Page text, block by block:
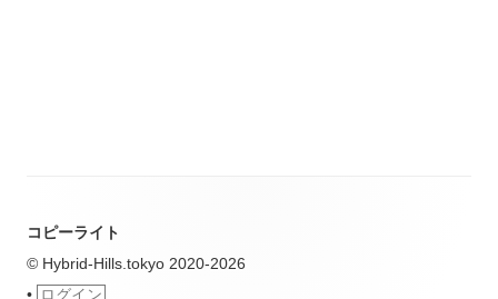
コピーライト
© Hybrid-Hills.tokyo 2020-2026
• ログイン